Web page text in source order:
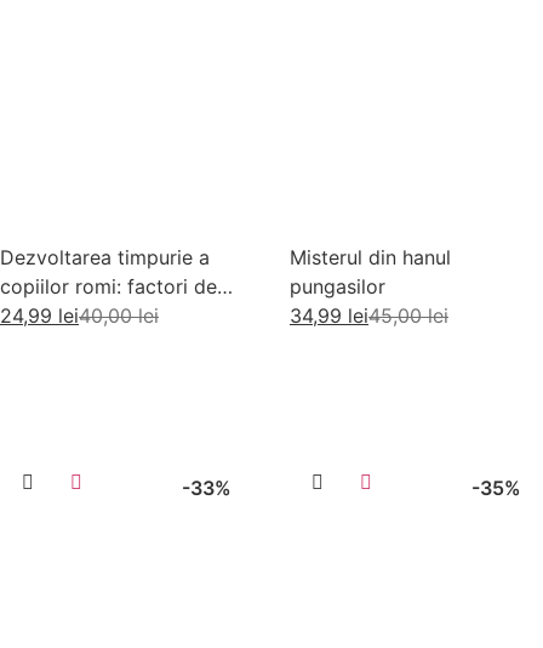
Dezvoltarea timpurie a
copiilor romi: factori de
risc si factori de protectie
40,00lei
24,99 lei
Misterul din hanul
pungasilor
45,00lei
34,99 lei
-33% -35%